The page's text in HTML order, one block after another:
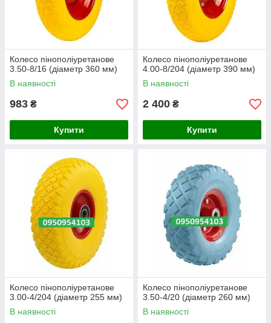
Колесо пінополіуретанове
3.50-8/16 (діаметр 360 мм)
В наявності
983 ₴
Купити
Колесо пінополіуретанове
4.00-8/204 (діаметр 390 мм)
В наявності
2 400 ₴
Купити
Колесо пінополіуретанове
3.00-4/204 (діаметр 255 мм)
В наявності
Колесо пінополіуретанове
3.50-4/20 (діаметр 260 мм)
В наявності